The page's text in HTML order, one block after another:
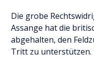
Die grobe
Assange hat die
abgehalten, den
Tritt zu unterstützen.